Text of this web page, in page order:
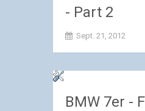
- Part 2
Sept. 21, 2012
BMW 7er -